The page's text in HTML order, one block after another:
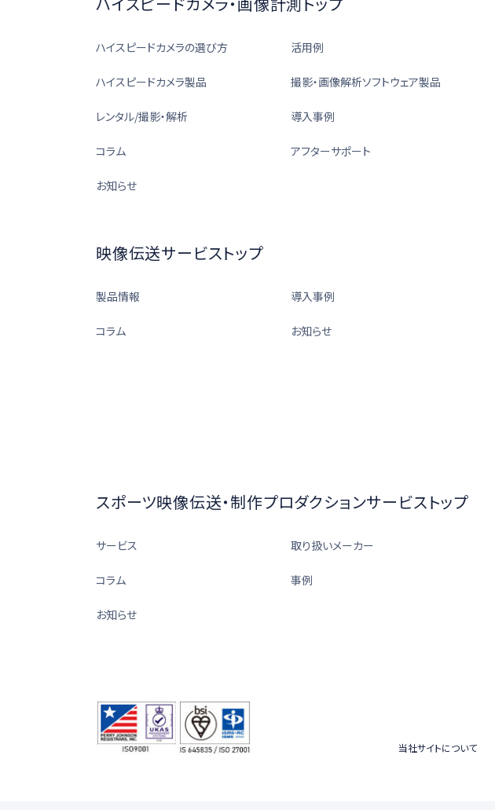
ハイスピードカメラの選び方 活用例
ハイスピードカメラ製品 撮影・画像解析ソフトウェア製品
レンタル/撮影・解析 導入事例
コラム アフターサポート
お知らせ
映像伝送サービストップ
製品情報 導入事例
コラム お知らせ
スポーツ映像伝送・制作プロダクションサービストップ
サービス 取り扱いメーカー
コラム 事例
お知らせ
当社サイトについて